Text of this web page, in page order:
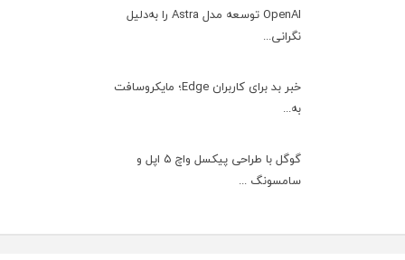
OpenAI توسعه مدل Astra را به‌دلیل
نگرانی...
خبر بد برای کاربران Edge؛ مایکروسافت
به‌...
گوگل با طراحی پیکسل واچ ۵ اپل و
سامسونگ ...